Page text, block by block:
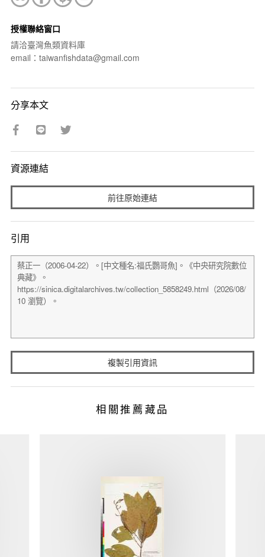
授權聯絡窗口
請洽臺灣魚類資料庫
email：taiwanfishdata@gmail.com
分享本文
資源連結
前往原始連結
引用
複製引用資訊
相關推薦藏品